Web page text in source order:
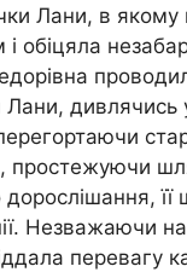
Лани, в якому
обіцяла
дивлячись у
простежуючи
її
Незважаючи
перевагу